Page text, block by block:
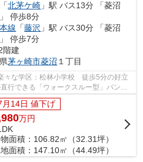
「北茅ケ崎 」駅 バス13分 「菱沼
停歩8分
線 「藤沢 」駅 バス30分 「菱沼
停歩7分
階建
茅ヶ崎市菱沼 １丁目
々な学区：松林小学校 徒歩5分の好立
行できる「ウォークスルー型」パント
さ...
月14日 値下げ
万円
面積：106.82㎡（32.31坪）
面積：147.10㎡（44.49坪）